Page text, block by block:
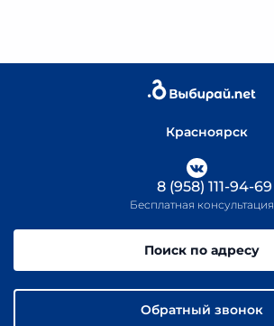
Красноярск
8 (958) 111-94-69
Бесплатная консультация
Поиск по адресу
Обратный звонок